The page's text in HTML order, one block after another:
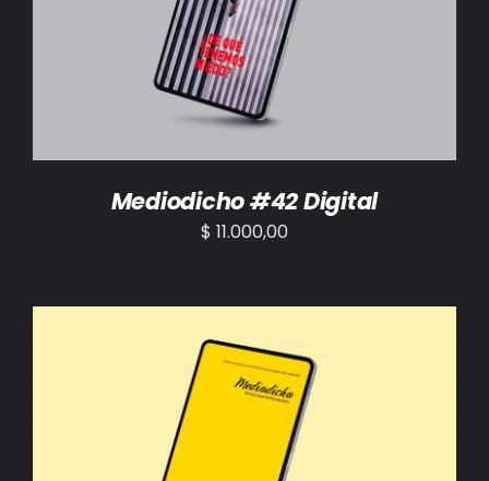
AÑADIR AL CARRITO /
Mediodicho #42 Digital
$ 11.000,00
AÑADIR AL CARRITO /